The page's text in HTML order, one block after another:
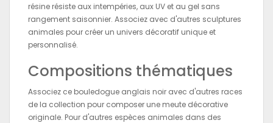
résine résiste aux intempéries, aux UV et au gel sans
rangement saisonnier. Associez avec d'autres sculptures
animales pour créer un univers décoratif unique et
personnalisé.
Compositions thématiques
Associez ce bouledogue anglais noir avec d'autres races
de la collection pour composer une meute décorative
originale. Pour d'autres espèces animales dans des